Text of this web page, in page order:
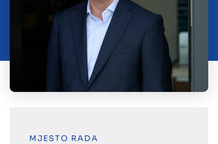
MJESTO RADA